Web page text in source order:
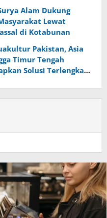
Alam Dukung
Lewat
di Kotabunan
Pakistan, Asia
Timur Tengah
Solusi Terlengkap